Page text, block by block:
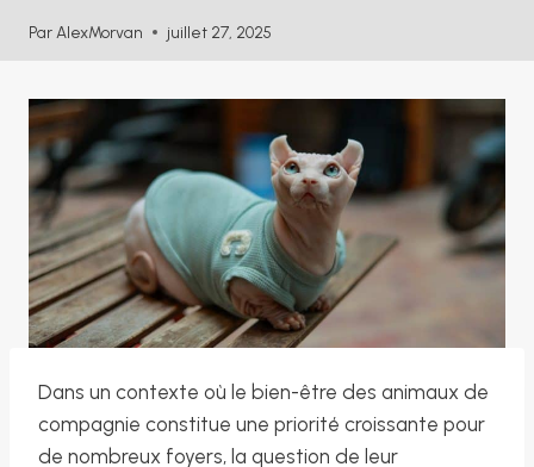
Par AlexMorvan juillet 27, 2025
Dans un contexte où le bien-être des animaux de
compagnie constitue une priorité croissante pour
de nombreux foyers, la question de leur